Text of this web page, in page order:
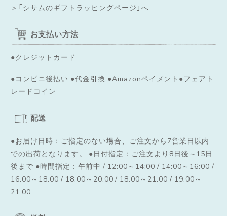
＞「シサムのギフトラッピングページ」へ
お支払い方法
●クレジットカード
●コンビニ後払い ●代金引換 ●Amazonペイメント●フェアト
レードコイン
配送
●お届け日時：ご指定のない場合、ご注文から7営業日以内
での出荷となります。
●日付指定：ご注文より8日後～15日
後まで ●時間指定：午前中 / 12:00～14:00 / 14:00～16:00 /
16:00～18:00 / 18:00～20:00 / 18:00～21:00 / 19:00～
21:00